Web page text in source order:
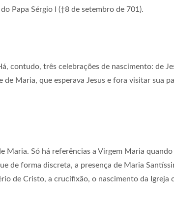
Papa Sérgio I (†8 de setembro de 701).
contudo, três celebrações de nascimento: de
Maria, que esperava Jesus e fora visitar sua
Maria. Só há referências a Virgem Maria
de forma discreta, a presença de Maria
de Cristo, a crucifixão, o nascimento da Igreja